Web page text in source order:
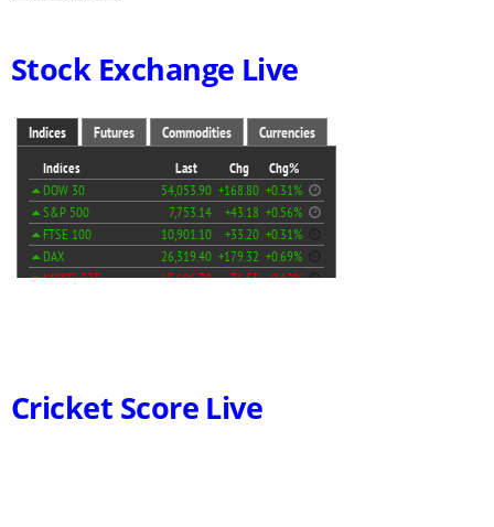
Stock Exchange Live
Cricket Score Live